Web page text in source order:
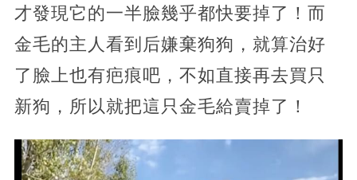
才發現它的一半臉幾乎都快要掉了！而
金毛的主人看到后嫌棄狗狗，就算治好
了臉上也有疤痕吧，不如直接再去買只
新狗，所以就把這只金毛給賣掉了！